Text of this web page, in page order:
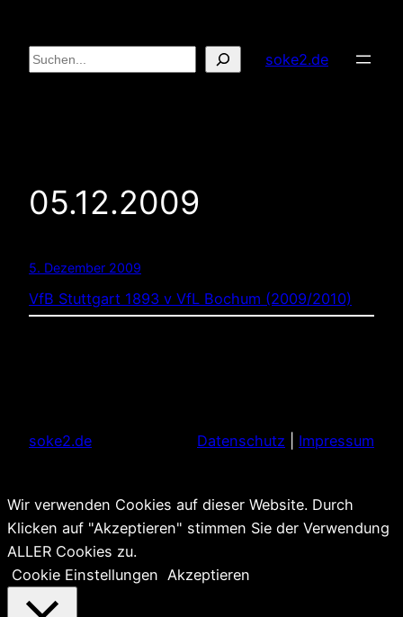
Inhalt
springen
Suchen soke2.de
05.12.2009
5. Dezember 2009
VfB Stuttgart 1893 v VfL Bochum (2009/2010)
soke2.de Datenschutz Impressum
Wir verwenden Cookies auf dieser Website. Durch
Klicken auf "Akzeptieren" stimmen Sie der Verwendung
ALLER Cookies zu.
Cookie Einstellungen Akzeptieren